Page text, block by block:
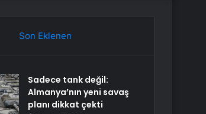
Son Eklenen
Sadece tank değil:
Almanya’nın yeni savaş
planı dikkat çekti